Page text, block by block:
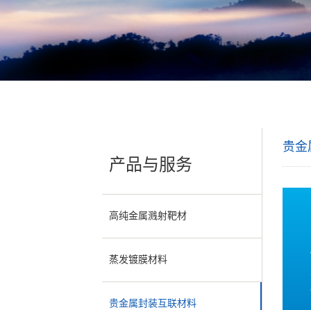
产品与服务
高纯金属溅射靶材
蒸发镀膜材料
贵金属封装互联材料
贵金